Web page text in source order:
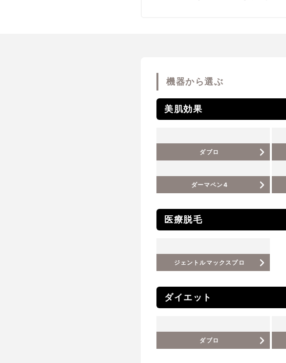
機器から選ぶ
美肌効果
ダブロ
ダーマペン4
医療脱毛
ジェントルマックスプロ
ダイエット
ダブロ